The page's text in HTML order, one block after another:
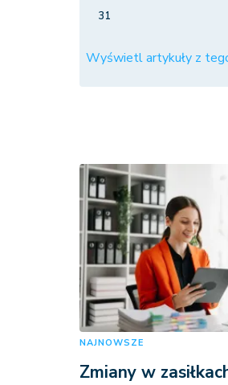
31
Wyświetl artykuły z
NAJNOWSZE
Zmiany w